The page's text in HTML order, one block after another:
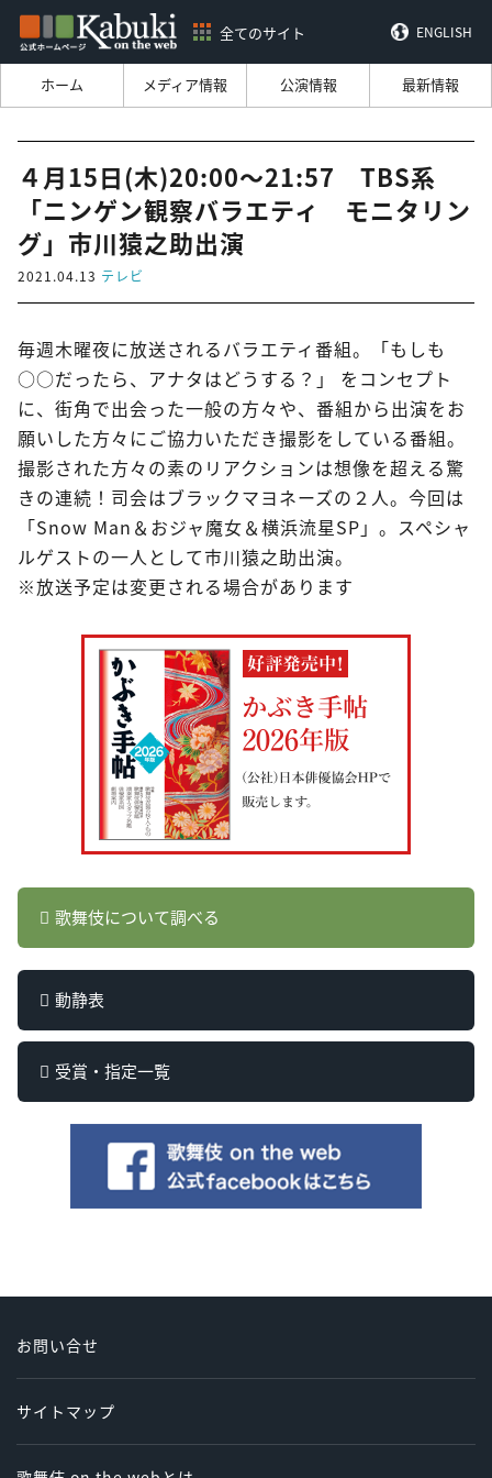
全てのサイト ENGLISH
ホーム メディア情報 公演情報 最新情報
４月15日(木)20:00～21:57 TBS系
「ニンゲン観察バラエティ モニタリン
グ」市川猿之助出演
2021.04.13 テレビ
毎週木曜夜に放送されるバラエティ番組。「もしも
○○だったら、アナタはどうする？」 をコンセプト
に、街角で出会った一般の方々や、番組から出演をお
願いした方々にご協力いただき撮影をしている番組。
撮影された方々の素のリアクションは想像を超える驚
きの連続！司会はブラックマヨネーズの２人。今回は
「Snow Man＆おジャ魔女＆横浜流星SP」。スペシャ
ルゲストの一人として市川猿之助出演。
※放送予定は変更される場合があります
歌舞伎について調べる
動静表
受賞・指定一覧
お問い合せ
サイトマップ